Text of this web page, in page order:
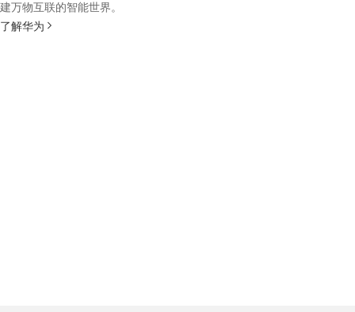
建万物互联的智能世界。
了解华为